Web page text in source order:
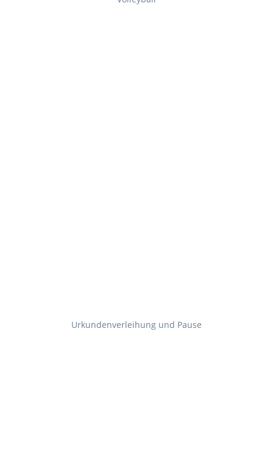
Urkundenverleihung und Pause